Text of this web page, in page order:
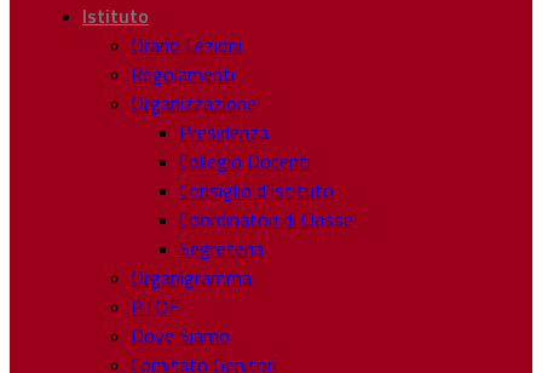
Istituto
Orario Lezioni
Regolamenti
Organizzazione
Presidenza
Collegio Docenti
Consiglio d’Istituto
Coordinatori di Classe
Segreteria
Organigramma
PTOF
Dove Siamo
Comitato Genitori